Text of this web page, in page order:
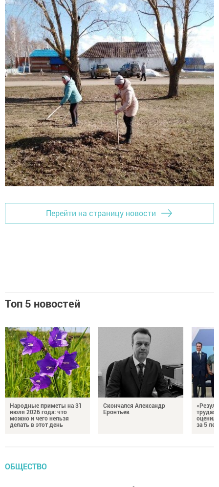
Перейти на страницу новости
Топ 5 новостей
Народные приметы на 31
июля 2026 года: что
можно и чего нельзя
делать в этот день
Скончался Александр
Еронтьев
за 5 лет
ОБЩЕСТВО